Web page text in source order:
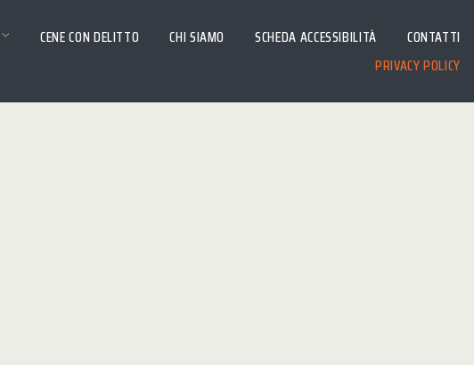
CENE CON DELITTO CHI SIAMO SCHEDA ACCESSIBILITÀ
CONTATTI
PRIVACY POLICY